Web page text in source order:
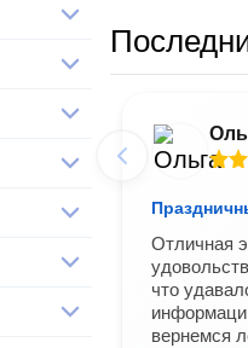
Отличная
что
вернемся